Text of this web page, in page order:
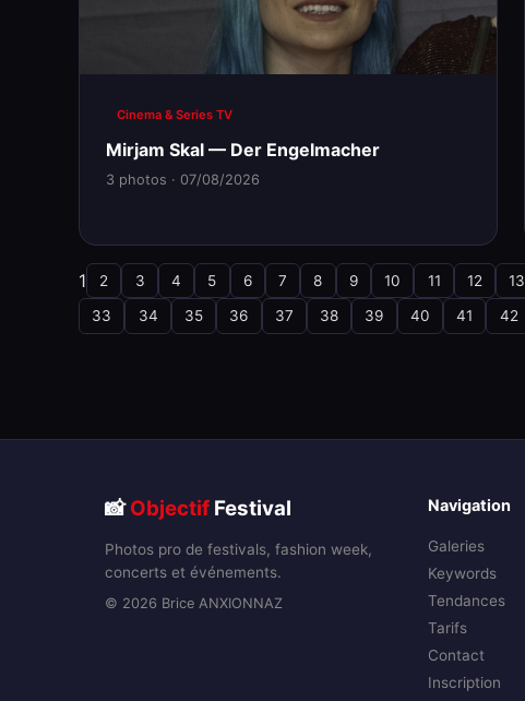
Cinema & Series TV
Mirjam Skal — Der Engelmacher
3 photos · 07/08/2026
1 2 3 4 5 6 7 8 9 10 11 12 13
33 34 35 36 37 38 39 40 41 42
📸Objectif Festival
Photos pro de festivals, fashion week,
concerts et événements.
© 2026 Brice ANXIONNAZ
Navigation
Galeries
Keywords
Tendances
Tarifs
Contact
Inscription